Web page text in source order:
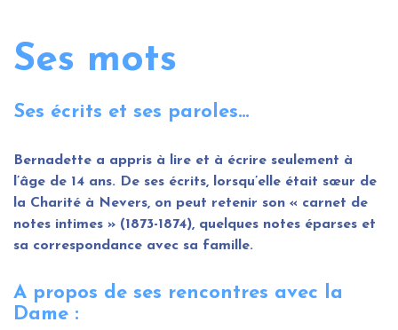
Ses mots
Ses écrits et ses paroles…
Bernadette a appris à lire et à écrire seulement à
l’âge de 14 ans. De ses écrits, lorsqu’elle était sœur de
la Charité à Nevers, on peut retenir son « carnet de
notes intimes » (1873-1874), quelques notes éparses et
sa correspondance avec sa famille.
A propos de ses rencontres avec la
Dame :